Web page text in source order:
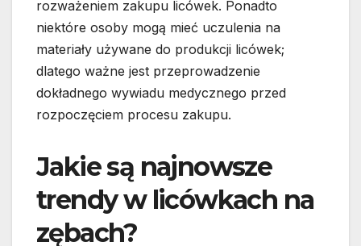
rozważeniem zakupu licówek. Ponadto
niektóre osoby mogą mieć uczulenia na
materiały używane do produkcji licówek;
dlatego ważne jest przeprowadzenie
dokładnego wywiadu medycznego przed
rozpoczęciem procesu zakupu.
Jakie są najnowsze
trendy w licówkach na
zębach?